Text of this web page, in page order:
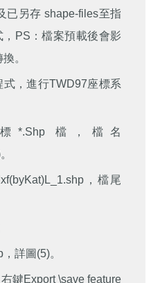
已另存 shape-files至指
PS：檔案預載後會影
。
式，進行TWD97座標系
*.Shp 檔，檔名
，檔尾
詳圖(5)。
鍵Export \save feature